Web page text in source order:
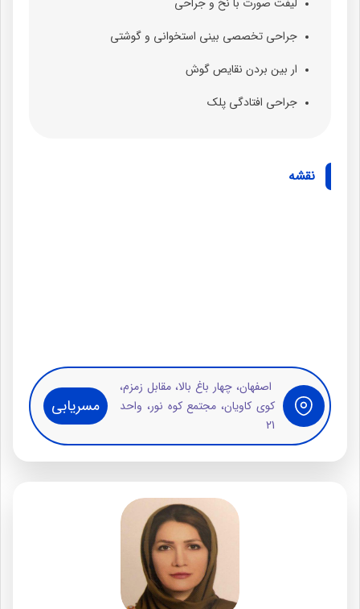
لیفت صورت با نخ و جراحی
جراحی تخصصی بینی استخوانی و گوشتی
ار بین بردن نقایص گوش
جراحی افتادگی پلک
نقشه
اصفهان، چهار باغ بالا، مقابل زمزم،
کوی کاویان، مجتمع کوه نور، واحد
21
مسریابی